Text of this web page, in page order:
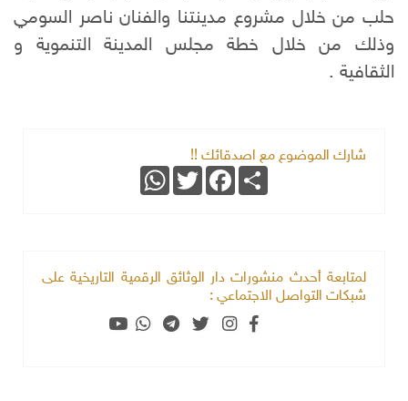
حلب من خلال مشروع مدينتنا والفنان ناصر السومي
وذلك من خلال خطة مجلس المدينة التنموية و
الثقافية .
شارك الموضوع مع اصدقائك !!
Share
Facebook
Twitter
WhatsApp
لمتابعة أحدث منشورات دار الوثائق الرقمية التاريخية على
شبكات التواصل الاجتماعي :